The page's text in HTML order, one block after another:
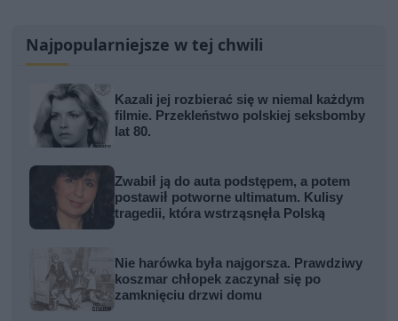
Najpopularniejsze w tej chwili
Kazali jej rozbierać się w niemal każdym
filmie. Przekleństwo polskiej seksbomby
lat 80.
Zwabił ją do auta podstępem, a potem
postawił potworne ultimatum. Kulisy
tragedii, która wstrząsnęła Polską
Nie harówka była najgorsza. Prawdziwy
koszmar chłopek zaczynał się po
zamknięciu drzwi domu